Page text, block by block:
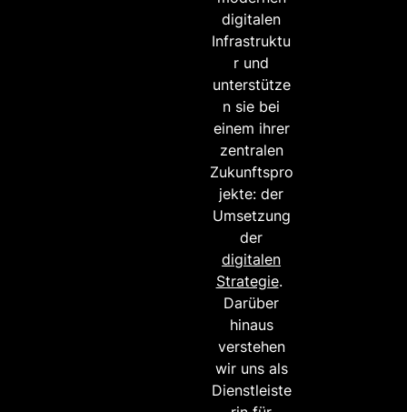
digitalen
Infrastruktu
r und
unterstütze
n sie bei
einem ihrer
zentralen
Zukunftspro
jekte: der
Umsetzung
der
digitalen
Strategie.
Darüber
hinaus
verstehen
wir uns als
Dienstleiste